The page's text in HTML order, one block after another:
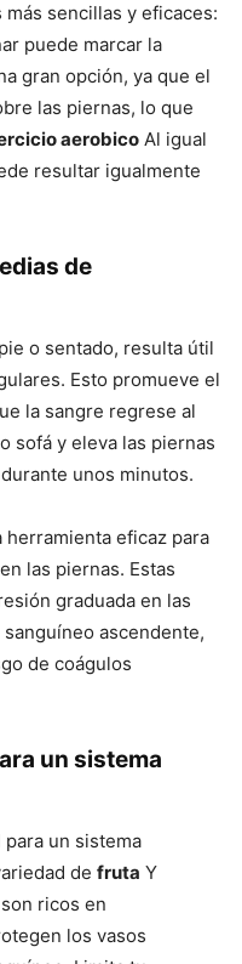
más sencillas y eficaces:
puede marcar la
gran opción, ya que el
las piernas, lo que
aerobico Al igual
resultar igualmente
de
o sentado, resulta útil
Esto promueve el
la sangre regrese al
sofá y eleva las piernas
unos minutos.
herramienta eficaz para
las piernas. Estas
graduada en las
ascendente,
de coágulos
un sistema
un sistema
de fruta Y
ricos en
los vasos